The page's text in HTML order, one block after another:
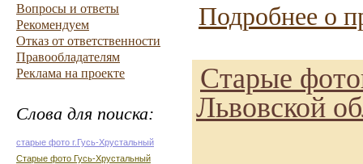
Вопросы и ответы
Рекомендуем
Отказ от ответственности
Правообладателям
Реклама на проекте
Слова для поиска:
старые фото г.Гусь-Хрустальный
Старые фото Гусь-Хрустальный
Подробнее о
Старые
Львовской